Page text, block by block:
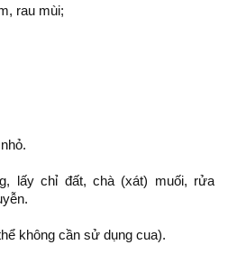
rau mùi;
lấy chỉ đất, chà (xát) muối, rửa
không cần sử dụng cua).